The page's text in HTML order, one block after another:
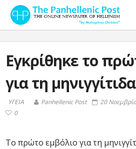
Εγκρίθηκε το
για τη
ΥΓΕΙΑ Panhellenic Post 20
0
Το πρώτο εμβόλιο για τη